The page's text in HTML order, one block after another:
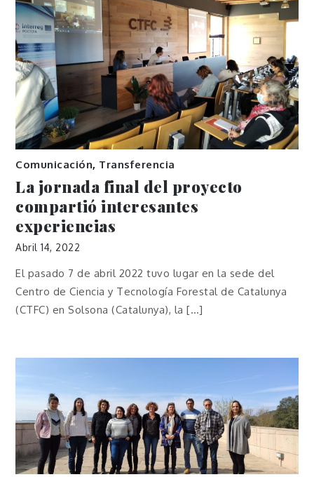
Comunicación, Transferencia
La jornada final del proyecto
compartió interesantes
experiencias
Abril 14, 2022
El pasado 7 de abril 2022 tuvo lugar en la sede del
Centro de Ciencia y Tecnología Forestal de Catalunya
(CTFC) en Solsona (Catalunya), la […]